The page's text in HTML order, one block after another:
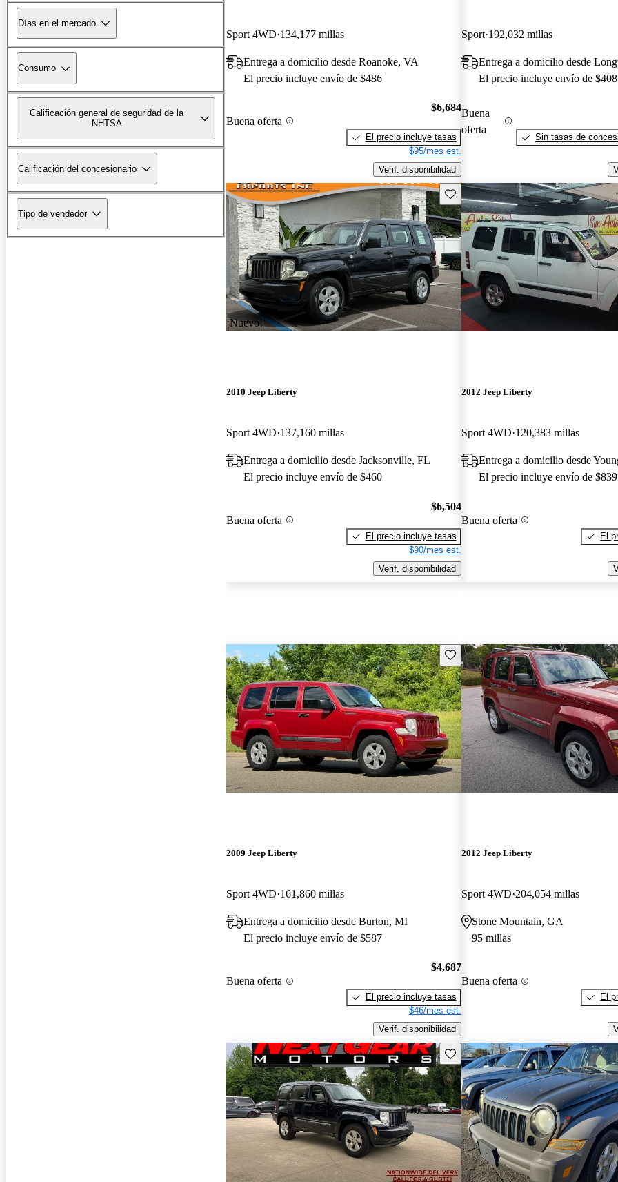
Días en el mercado
Consumo
Calificación general de seguridad de la
NHTSA
Calificación del concesionario
Tipo de vendedor
Sport 4WD 134,177 millas
Entrega a domicilio desde Roanoke, VA
El precio incluye envío de $486
Buena oferta
$6,684
El precio incluye tasas
$95/mes est.
Verif. disponibilidad
Sport 192,032 millas
Entrega a domicilio desde
El precio incluye envío de $408
Buena
oferta
Sin tasas de
¡Nuevo!
Guarda este Aviso
2010 Jeep Liberty
Sport 4WD 137,160 millas
Entrega a domicilio desde Jacksonville, FL
El precio incluye envío de $460
Buena oferta
$6,504
El precio incluye tasas
$90/mes est.
Verif. disponibilidad
2012 Jeep Liberty
Sport 4WD 120,383 millas
Entrega a domicilio desde
El precio incluye envío de $839
Buena oferta
El
Guarda este Aviso
2009 Jeep Liberty
Sport 4WD 161,860 millas
Entrega a domicilio desde Burton, MI
El precio incluye envío de $587
Buena oferta
$4,687
El precio incluye tasas
$46/mes est.
Verif. disponibilidad
2012 Jeep Liberty
Sport 4WD 204,054 millas
Stone Mountain, GA
95 millas
Buena oferta
El
Guarda este Aviso